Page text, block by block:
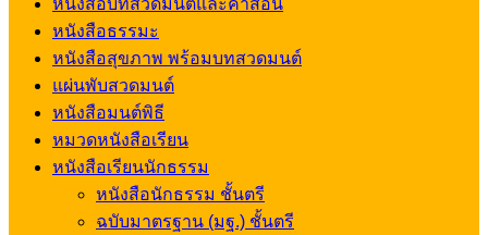
หนังสือบทสวดมนต์และคำสอน
หนังสือธรรมะ
หนังสือสุขภาพ พร้อมบทสวดมนต์
แผ่นพับสวดมนต์
หนังสือมนต์พิธี
หมวดหนังสือเรียน
หนังสือเรียนนักธรรม
หนังสือนักธรรม ชั้นตรี
ฉบับมาตรฐาน (มฐ.) ชั้นตรี